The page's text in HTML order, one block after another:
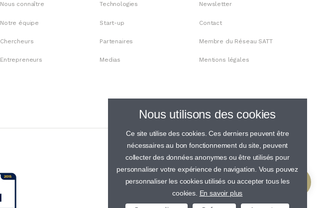
Nous connaître
Notre équipe
Chercheurs
Entrepreneurs
Technologies
Start-up
Partenaires
Medias
Newsletter
Contact
Membre du Réseau SATT
Mentions légales
Nous utilisons des cookies
Ce site utilise des cookies. Ces derniers peuvent être
nécessaires au bon fonctionnement du site, peuvent
collecter des données anonymes ou être utilisés pour
personnaliser votre expérience de navigation. Vous pouvez
personnaliser les cookies utilisés ou accepter tous les
cookies. En savoir plus